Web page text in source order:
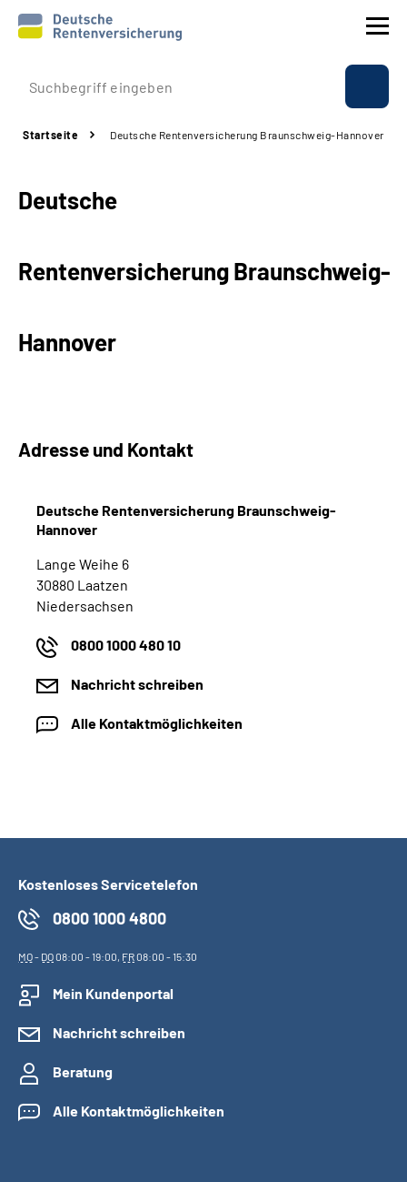
Prävention
Rente
Über uns & Presse
Suche
Leichte Sprache
Mein Kundenportal
Startseite Deutsche Rentenversicherung Braunschweig-Hannover
Deutsche
Rentenversicherung Braunschweig-
Hannover
Adresse und Kontakt
Deutsche Rentenversicherung Braunschweig-
Hannover
Lange Weihe 6
30880 Laatzen
Niedersachsen
0800 1000 480 10
Nachricht schreiben
Alle Kontaktmöglichkeiten
Kostenloses Servicetelefon
0800 1000 4800
MO- DO08:00 - 19:00, FR08:00 - 15:30
Mein Kundenportal
Nachricht schreiben
Beratung
Alle Kontaktmöglichkeiten